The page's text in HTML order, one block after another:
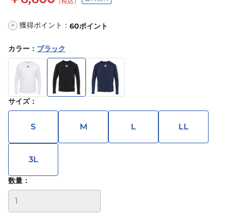
P 獲得ポイント： 60ポイント
カラー ： ブラック
サイズ：
S M L LL
3L
数量：